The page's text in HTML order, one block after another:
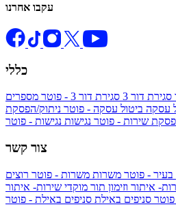
עקבו אחרנו
כללי
סגירת דור 3 סגירת דור 3 - פוטר
מספרים
עסקה ביטול עסקה - פוטר ניתוק/הפסקת
שירות - פוטר נגישות
צור קשר
בעיר - פוטר משרות משרות - פוטר רוצים
איתור וזימון תור מוקדי שירות- איתור
פוטר סניפים באילת סניפים באילת - פוטר